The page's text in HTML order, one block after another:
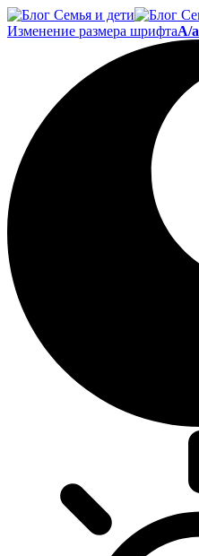
Изменение размера шрифтаA/a